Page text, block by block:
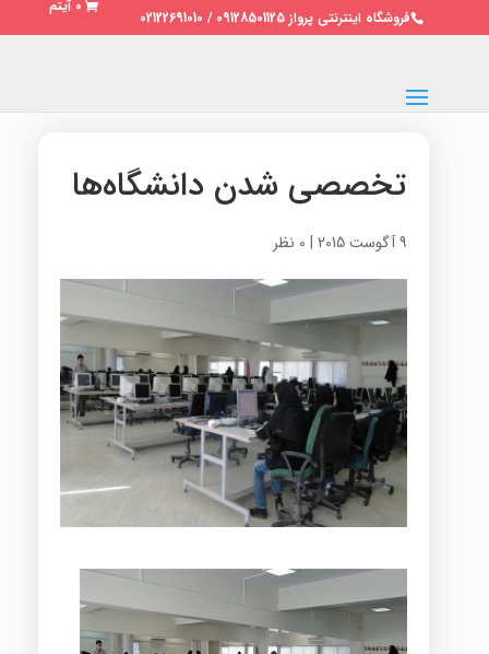
فروشگاه اینترنتی پرواز 09128501125 / 02122691010
0 آیتم
تخصصی شدن دانشگاه‌ها
9 آگوست 2015 | 0 نظر